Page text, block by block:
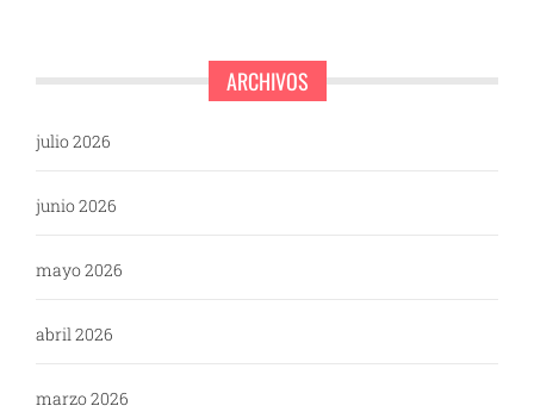
ARCHIVOS
julio 2026
junio 2026
mayo 2026
abril 2026
marzo 2026